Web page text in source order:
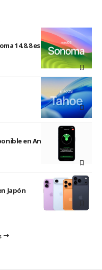
14.8.8 están
en Andorra e
Japón